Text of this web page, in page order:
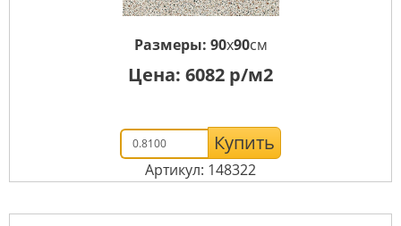
Размеры: 90x90см
Цена: 6082 р/м2
Купить
Артикул: 148322